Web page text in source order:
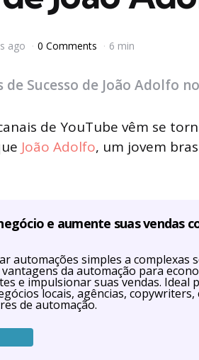
ago 0 Comments 6 min
de Sucesso de João Adolfo
de YouTube vêm se
João Adolfo, um jovem
e aumente suas vendas
automações simples a complexas
da automação para
e impulsionar suas vendas. Ideal
locais, agências,
de automação.